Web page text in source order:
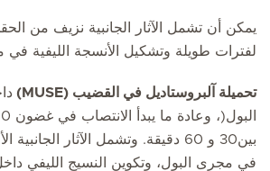
يمكن أن تشمل الآثار الجانبية نزيف من
لفترات طويلة وتشكيل الأنسجة الليفية في
تحميلة آلبروستاديل في القضيب (MUSE)
بين30 و 60 دقيقة. وتشمل الآثار
في مجرى البول، وتكوين النسيج الليفي